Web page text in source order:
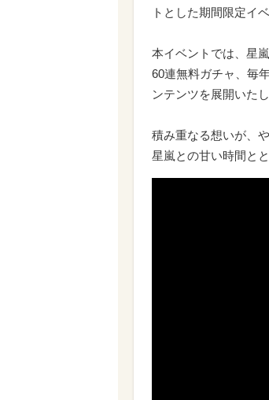
トとした期間限定イ
本イベントでは、星
60連無料ガチャ、毎
ンテンツを展開いたし
積み重なる想いが、
星嵐との甘い時間と